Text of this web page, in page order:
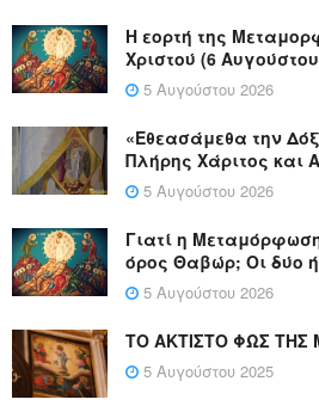
Η εορτή της
Χριστού (6
5 Αυγούστου 2026
«Εθεασάμεθα την
Πλήρης Χάριτος και
5 Αυγούστου 2026
Γιατί η
όρος Θαβώρ; Οι δύο
5 Αυγούστου 2026
ΤΟ ΑΚΤΙΣΤΟ ΦΩΣ
5 Αυγούστου 2025